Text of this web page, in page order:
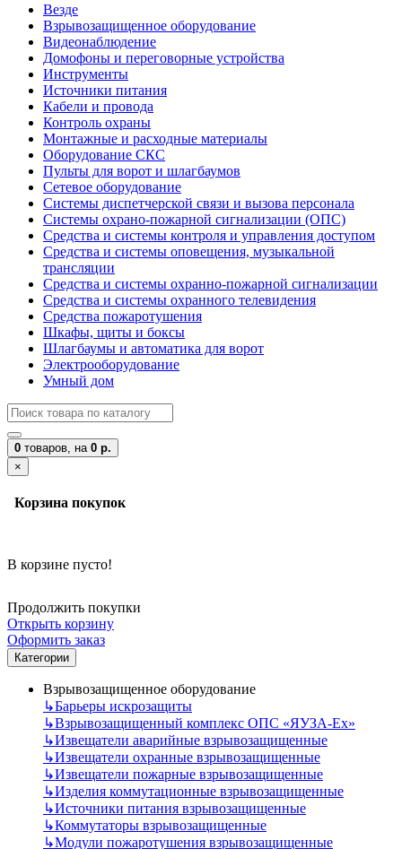
Везде
Взрывозащищенное оборудование
Видеонаблюдение
Домофоны и переговорные устройства
Инструменты
Источники питания
Кабели и провода
Контроль охраны
Монтажные и расходные материалы
Оборудование СКС
Пульты для ворот и шлагбаумов
Сетевое оборудование
Системы диспетчерской связи и вызова персонала
Системы охрано-пожарной сигнализации (ОПС)
Средства и системы контроля и управления доступом
Средства и системы оповещения, музыкальной
трансляции
Средства и системы охранно-пожарной сигнализации
Средства и системы охранного телевидения
Средства пожаротушения
Шкафы, щиты и боксы
Шлагбаумы и автоматика для ворот
Электрооборудование
Умный дом
0 товаров, на 0 р.
×
Корзина покупок
В корзине пусто!
Продолжить покупки
Открыть корзину
Оформить заказ
Категории
Взрывозащищенное оборудование
↳Барьеры искрозащиты
↳Взрывозащищенный комплекс ОПС «ЯУЗА-Ех»
↳Извещатели аварийные взрывозащищенные
↳Извещатели охранные взрывозащищенные
↳Извещатели пожарные взрывозащищенные
↳Изделия коммутационные взрывозащищенные
↳Источники питания взрывозащищенные
↳Коммутаторы взрывозащищенные
↳Модули пожаротушения взрывозащищенные